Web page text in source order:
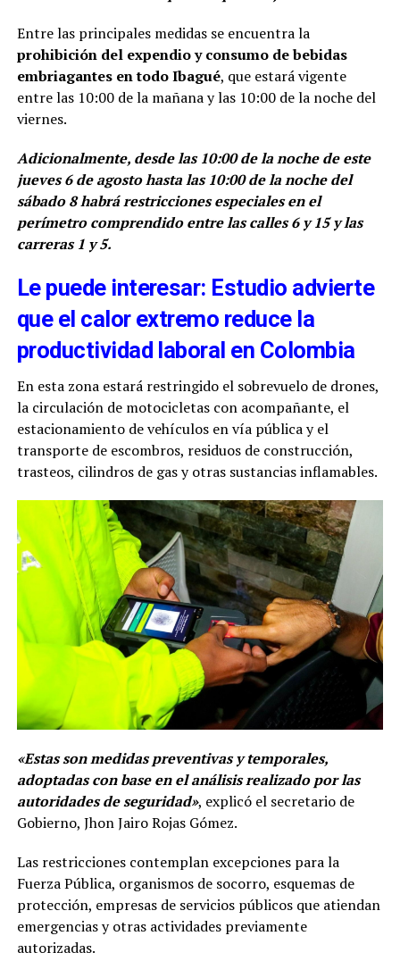
Entre las principales medidas se encuentra la
prohibición del expendio y consumo de bebidas
embriagantes en todo Ibagué, que estará vigente
entre las 10:00 de la mañana y las 10:00 de la noche del
viernes.
Adicionalmente, desde las 10:00 de la noche de este
jueves 6 de agosto hasta las 10:00 de la noche del
sábado 8 habrá restricciones especiales en el
perímetro comprendido entre las calles 6 y 15 y las
carreras 1 y 5.
Le puede interesar: Estudio advierte
que el calor extremo reduce la
productividad laboral en Colombia
En esta zona estará restringido el sobrevuelo de drones,
la circulación de motocicletas con acompañante, el
estacionamiento de vehículos en vía pública y el
transporte de escombros, residuos de construcción,
trasteos, cilindros de gas y otras sustancias inflamables.
«Estas son medidas preventivas y temporales,
adoptadas con base en el análisis realizado por las
autoridades de seguridad», explicó el secretario de
Gobierno, Jhon Jairo Rojas Gómez.
Las restricciones contemplan excepciones para la
Fuerza Pública, organismos de socorro, esquemas de
protección, empresas de servicios públicos que atiendan
emergencias y otras actividades previamente
autorizadas.